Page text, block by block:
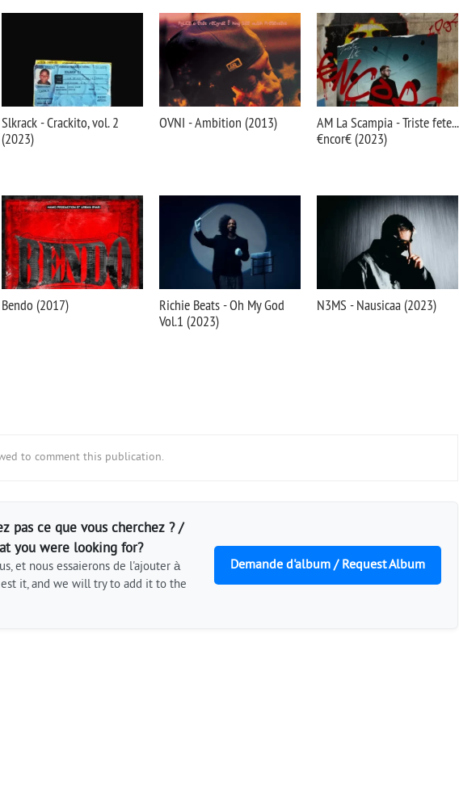
Slkrack - Crackito, vol. 2
(2023)
OVNI - Ambition (2013)
AM La Scampia - Triste fete...
€ncor€ (2023)
Bendo (2017)
Richie Beats - Oh My God
Vol.1 (2023)
N3MS - Nausicaa (2023)
to comment this publication.
pas ce que vous cherchez ? /
you were looking for?
et nous essaierons de l'ajouter à
it, and we will try to add it to the
Demande d'album / Request Album